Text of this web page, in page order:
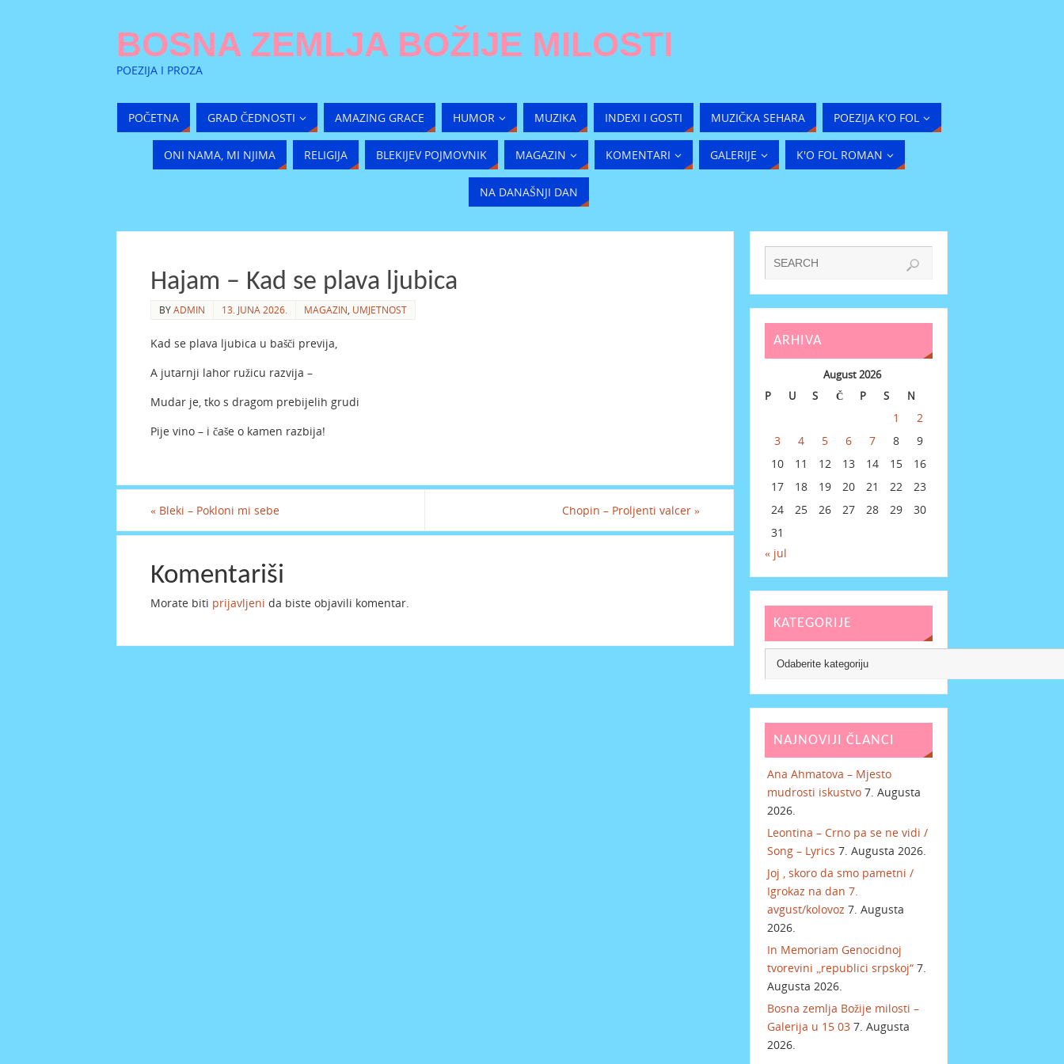
BOSNA ZEMLJA BOŽIJE MILOSTI
POEZIJA I PROZA
POČETNA GRAD ČEDNOSTI AMAZING GRACE HUMOR MUZIKA INDEXI I GOSTI MUZIČKA SEHARA POEZIJA K'O FOL
ONI NAMA, MI NJIMA RELIGIJA BLEKIJEV POJMOVNIK MAGAZIN KOMENTARI GALERIJE K'O FOL ROMAN
NA DANAŠNJI DAN
Hajam – Kad se plava ljubica
BYADMIN 13. JUNA 2026. MAGAZIN UMJETNOST
Kad se plava ljubica u bašči previja,
A jutarnji lahor ružicu razvija –
Mudar je, tko s dragom prebijelih grudi
Pije vino – i čaše o kamen razbija!
« Bleki – Pokloni mi sebe Chopin – Proljenti valcer »
Komentariši
Morate biti prijavljeni da biste objavili komentar.
ARHIVA
August 2026
P
U S Č P S N
1
2
3
4 5 6 7 8
9
10
11 12 13 14 15
16
17
18 19 20 21 22
23
24
25 26 27 28 29
30
31
« jul
KATEGORIJE
NAJNOVIJI ČLANCI
Ana Ahmatova – Mjesto
mudrosti iskustvo 7. Augusta
2026.
Leontina – Crno pa se ne vidi /
Song – Lyrics 7. Augusta 2026.
Joj , skoro da smo pametni /
Igrokaz na dan 7.
avgust/kolovoz 7. Augusta
2026.
In Memoriam Genocidnoj
tvorevini „republici srpskoj“ 7.
Augusta 2026.
Bosna zemlja Božije milosti –
Galerija u 15 03 7. Augusta
2026.